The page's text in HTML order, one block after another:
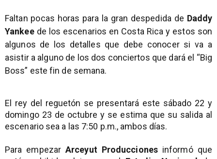
Faltan pocas horas para la gran despedida de Daddy
Yankee de los escenarios en Costa Rica y estos son
algunos de los detalles que debe conocer si va a
asistir a alguno de los dos conciertos que dará el “Big
Boss” este fin de semana.
El rey del reguetón se presentará este sábado 22 y
domingo 23 de octubre y se estima que su salida al
escenario sea a las 7:50 p.m., ambos días.
Para empezarArceyut Producciones informó que